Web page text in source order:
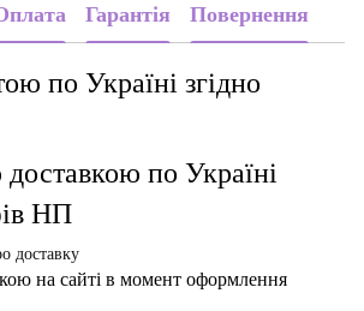
Гарантія Повернення
по Україні згідно
по Україні
НП
доставку
на сайті в момент оформлення